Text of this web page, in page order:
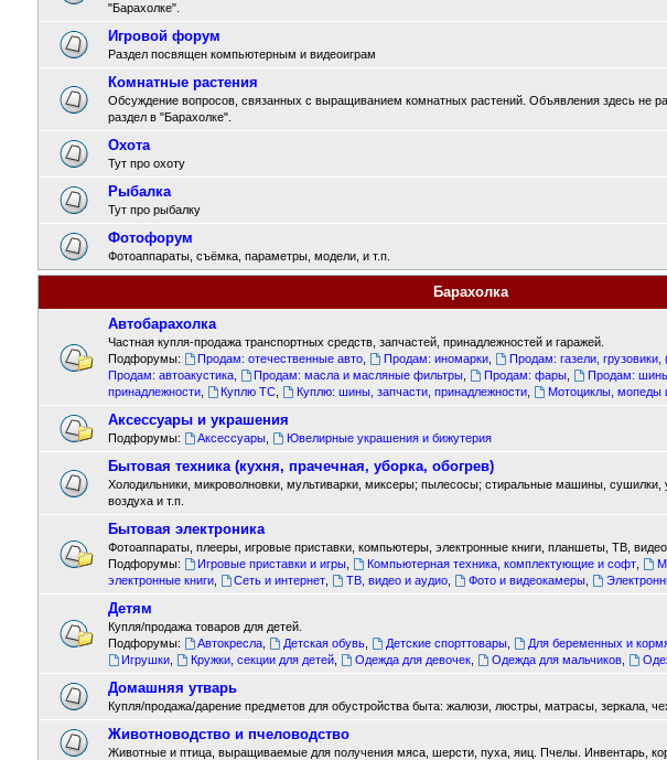
"Барахолке".
Игровой форум
Раздел посвящен компьютерным и видеоиграм
Комнатные растения
Обсуждение вопросов, связанных с выращиванием комнатных растений. Объявления здесь не
раздел в "Барахолке".
Охота
Тут про охоту
Рыбалка
Тут про рыбалку
Фотофорум
Фотоаппараты, съёмка, параметры, модели, и т.п.
Барахолка
Автобарахолка
Частная купля-продажа транспортных средств, запчастей, принадлежностей и гаражей.
Подфорумы:
Продам: отечественные авто Продам: иномарки Продам: газели,
Продам: автоакустика, Продам: масла и масляные фильтры Продам: фары Продам:
принадлежности, Куплю ТС Куплю: шины, запчасти, принадлежности Мотоциклы, мопеды
Аксессуары и украшения
Подфорумы: Аксессуары Ювелирные украшения и бижутерия
Бытовая техника (кухня, прачечная, уборка, обогрев)
Холодильники, микроволновки, мультиварки, миксеры; пылесосы; стиральные машины, сушилки,
воздуха и т.п.
Бытовая электроника
Фотоаппараты, плееры, игровые приставки, компьютеры, электронные книги, планшеты, ТВ,
Подфорумы:
Игровые приставки и игры Компьютерная техника, комплектующие и софт
электронные книги, Сеть и интернет ТВ, видео и аудио Фото и видеокамеры
Детям
Купля/продажа товаров для детей.
Подфорумы:
Автокресла Детская обувь Детские спорттовары Для беременных и
Игрушки
Кружки, секции для детей Одежда для девочек Одежда для мальчиков,
Домашняя утварь
Купля/продажа/дарение предметов для обустройства быта: жалюзи, люстры, матрасы, зеркала,
Животноводство и пчеловодство
Животные и птица, выращиваемые для получения мяса, шерсти, пуха, яиц. Пчелы. Инвентарь,